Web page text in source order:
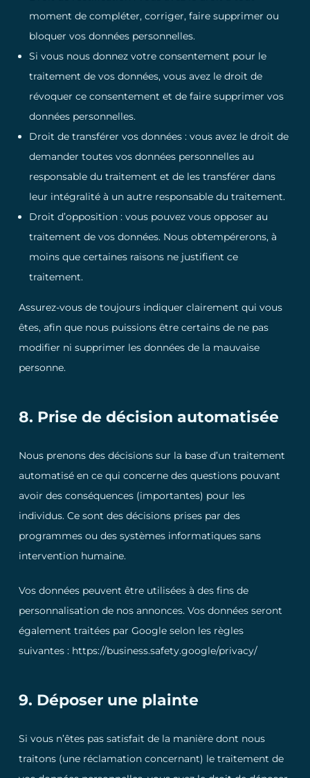
moment de compléter, corriger, faire supprimer ou
bloquer vos données personnelles.
Si vous nous donnez votre consentement pour le
traitement de vos données, vous avez le droit de
révoquer ce consentement et de faire supprimer vos
données personnelles.
Droit de transférer vos données : vous avez le droit de
demander toutes vos données personnelles au
responsable du traitement et de les transférer dans
leur intégralité à un autre responsable du traitement.
Droit d’opposition : vous pouvez vous opposer au
traitement de vos données. Nous obtempérerons, à
moins que certaines raisons ne justifient ce
traitement.
Assurez-vous de toujours indiquer clairement qui vous
êtes, afin que nous puissions être certains de ne pas
modifier ni supprimer les données de la mauvaise
personne.
8. Prise de décision automatisée
Nous prenons des décisions sur la base d’un traitement
automatisé en ce qui concerne des questions pouvant
avoir des conséquences (importantes) pour les
individus. Ce sont des décisions prises par des
programmes ou des systèmes informatiques sans
intervention humaine.
Vos données peuvent être utilisées à des fins de
personnalisation de nos annonces. Vos données seront
également traitées par Google selon les règles
suivantes : https://business.safety.google/privacy/
9. Déposer une plainte
Si vous n’êtes pas satisfait de la manière dont nous
traitons (une réclamation concernant) le traitement de